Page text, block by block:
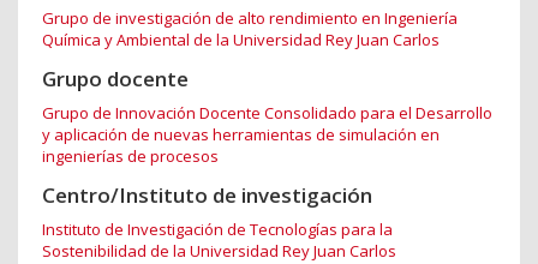
Grupo de investigación de alto rendimiento en Ingeniería
Química y Ambiental de la Universidad Rey Juan Carlos
Grupo docente
Grupo de Innovación Docente Consolidado para el Desarrollo
y aplicación de nuevas herramientas de simulación en
ingenierías de procesos
Centro/Instituto de investigación
Instituto de Investigación de Tecnologías para la
Sostenibilidad de la Universidad Rey Juan Carlos